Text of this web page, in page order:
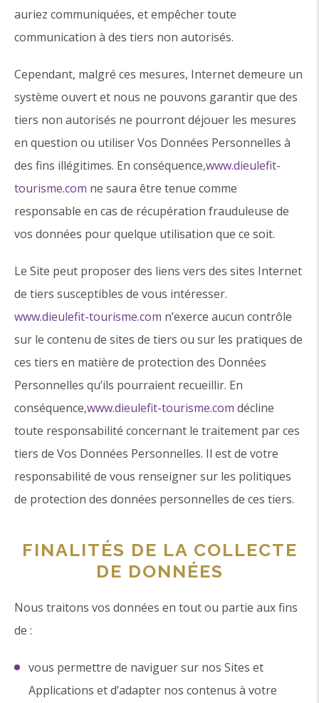
auriez communiquées, et empêcher toute
communication à des tiers non autorisés.
Cependant, malgré ces mesures, Internet demeure un
système ouvert et nous ne pouvons garantir que des
tiers non autorisés ne pourront déjouer les mesures
en question ou utiliser Vos Données Personnelles à
des fins illégitimes. En conséquence,www.dieulefit-
tourisme.com ne saura être tenue comme
responsable en cas de récupération frauduleuse de
vos données pour quelque utilisation que ce soit.
Le Site peut proposer des liens vers des sites Internet
de tiers susceptibles de vous intéresser.
www.dieulefit-tourisme.com n’exerce aucun contrôle
sur le contenu de sites de tiers ou sur les pratiques de
ces tiers en matière de protection des Données
Personnelles qu’ils pourraient recueillir. En
conséquence,www.dieulefit-tourisme.com décline
toute responsabilité concernant le traitement par ces
tiers de Vos Données Personnelles. Il est de votre
responsabilité de vous renseigner sur les politiques
de protection des données personnelles de ces tiers.
FINALITÉS DE LA COLLECTE
DE DONNÉES
Nous traitons vos données en tout ou partie aux fins
de :
vous permettre de naviguer sur nos Sites et
Applications et d’adapter nos contenus à votre